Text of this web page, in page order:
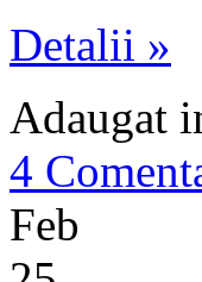
Detalii »
Adaugat
4
Feb